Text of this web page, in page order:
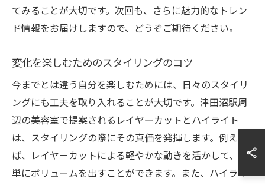
てみることが大切です。次回も、さらに魅力的なトレン
ド情報をお届けしますので、どうぞご期待ください。
変化を楽しむためのスタイリングのコツ
今までとは違う自分を楽しむためには、日々のスタイリ
ングにも工夫を取り入れることが大切です。津田沼駅周
辺の美容室で提案されるレイヤーカットとハイライト
は、スタイリングの際にその真価を発揮します。例え
ば、レイヤーカットによる軽やかな動きを活かして、簡
単にボリュームを出すことができます。また、ハイライ